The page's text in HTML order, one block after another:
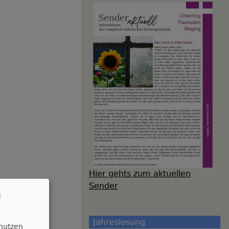
Hier gehts zum aktuellen
Sender
Jahreslosung